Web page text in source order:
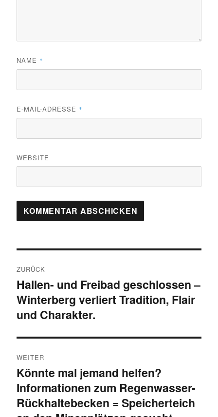
NAME *
E-MAIL-ADRESSE *
WEBSITE
ZURÜCK
Vorheriger
Beitrag:
Hallen- und Freibad geschlossen –
Winterberg verliert Tradition, Flair
und Charakter.
WEITER
Nächster
Beitrag:
Könnte mal jemand helfen?
Informationen zum Regenwasser-
Rückhaltebecken = Speicherteich